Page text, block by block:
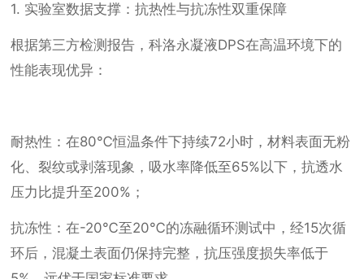
1. 实验室数据支撑：抗热性与抗冻性双重保障
根据第三方检测报告，科洛永凝液DPS在高温环境下的
性能表现优异：
耐热性：在80℃恒温条件下持续72小时，材料表面无粉
化、裂纹或剥落现象，吸水率降低至65%以下，抗透水
压力比提升至200%；
抗冻性：在-20℃至20℃的冻融循环测试中，经15次循
环后，混凝土表面仍保持完整，抗压强度损失率低于